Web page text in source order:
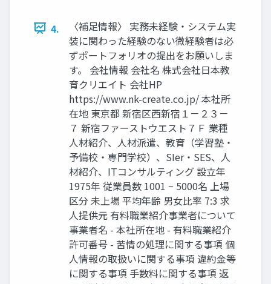
4.
〈補足情報〉 実務未経験・システム実
装に関わった経験のない微経験者は必
ずポートフォリオの提出をお願いしま
す。 会社情報 会社名 株式会社日本教
育クリエイト 会社HP
https://www.nk-create.co.jp/ 本社所
在地 東京都 新宿区西新宿１－２３－
７ 新宿ファーストウエスト７Ｆ 業種
人材紹介、人材派遣、教育（学習塾・
予備校・専門学校）、SIer・SES、人
材紹介、ITコンサルティング 設立年
1975年 従業員数 1001 ~ 5000名 上場
区分 未上場 平均年齢 男⼥⽐率 7:3 求
人提供元 有料職業紹介事業者について
事業者名 - 本社所在地 - 有料職業紹介
許可番号 - 苦情の処理に関する事項 個
人情報の取扱いに関する事項 違約金等
に関する事項 手数料に関する事項 返